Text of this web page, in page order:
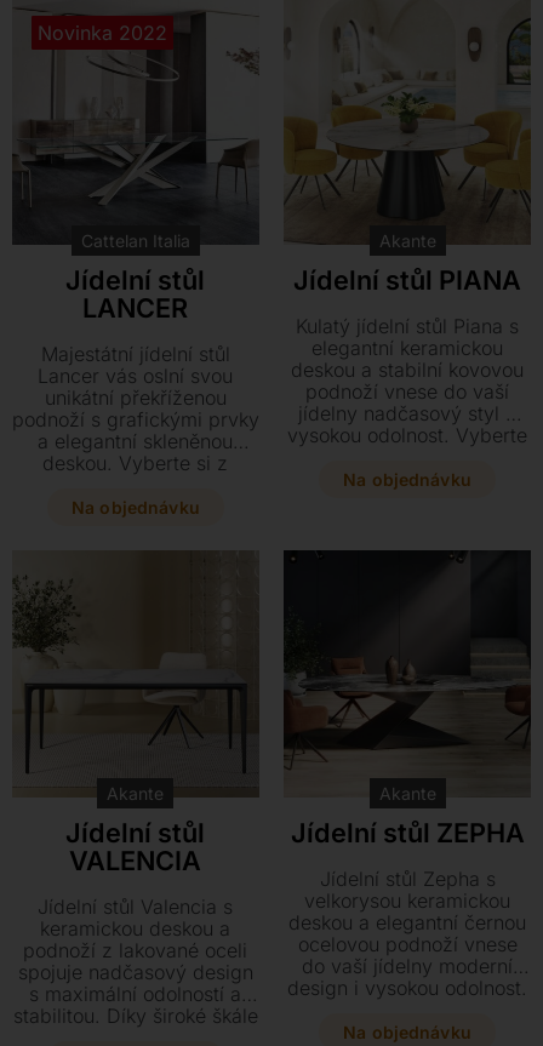
Novinka 2022
Cattelan Italia
Jídelní stůl
LANCER
Majestátní jídelní stůl
Lancer vás oslní svou
unikátní překříženou
podnoží s grafickými prvky
a elegantní skleněnou
deskou. Vyberte si z
lakované oceli a různých
který se stane dominantou
Na objednávku
Akante
Jídelní stůl PIANA
Kulatý jídelní stůl Piana s
elegantní keramickou
deskou a stabilní kovovou
podnoží vnese do vaší
jídelny nadčasový styl a
vysokou odolnost. Vyberte
odstínů keramiky a získejte
Na objednávku
Akante
Jídelní stůl
VALENCIA
Jídelní stůl Valencia s
keramickou deskou a
podnoží z lakované oceli
spojuje nadčasový design
s maximální odolností a
stabilitou. Díky široké škále
Akante
Jídelní stůl ZEPHA
Jídelní stůl Zepha s
velkorysou keramickou
deskou a elegantní černou
ocelovou podnoží vnese
do vaší jídelny moderní
design i vysokou odolnost.
rozměrech 270 x 120 cm
Na objednávku